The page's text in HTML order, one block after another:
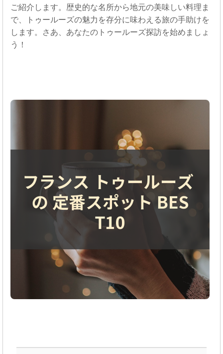
ご紹介します。歴史的な名所から地元の美味しい料理ま
で、トゥールーズの魅力を存分に味わえる旅の手助けを
します。さあ、あなたのトゥールーズ探訪を始めましょ
う！